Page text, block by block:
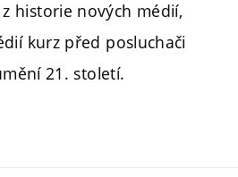
historie nových médií,
kurz před posluchači
21. století.